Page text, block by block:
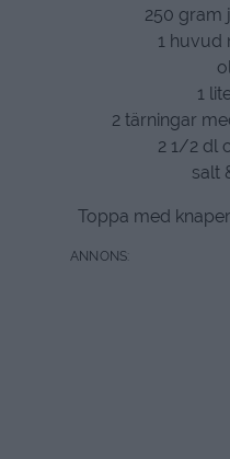
250 gram
1 huvud
1
2 tärningar
2 1/2 dl
salt
Toppa med